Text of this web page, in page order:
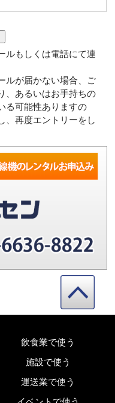
ルもしくは電話にて連
ルが届かない場合、ご
、あるいはお手持ちの
る可能性ありますの
、再度エントリーをし
飲食業で使う
施設で使う
運送業で使う